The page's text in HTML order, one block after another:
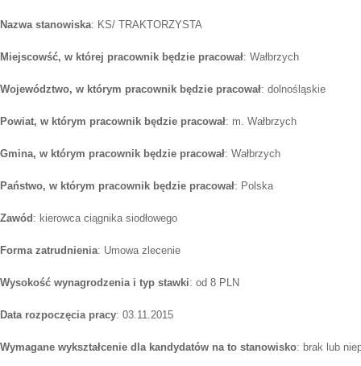
Nazwa stanowiska: KS/ TRAKTORZYSTA
Miejscowść, w której pracownik będzie pracował: Wałbrzych
Województwo, w którym pracownik będzie pracował: dolnośląskie
Powiat, w którym pracownik będzie pracował: m. Wałbrzych
Gmina, w którym pracownik będzie pracował: Wałbrzych
Państwo, w którym pracownik będzie pracował: Polska
Zawód : kierowca ciągnika siodłowego
Forma zatrudnienia: Umowa zlecenie
Wysokość wynagrodzenia i typ stawki: od 8 PLN
Data rozpoczęcia pracy: 03.11.2015
Wymagane wykształcenie dla kandydatów na to stanowisko: brak lub